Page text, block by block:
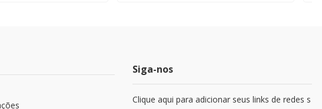
Siga-nos
Clique aqui para adicionar seus links de redes s